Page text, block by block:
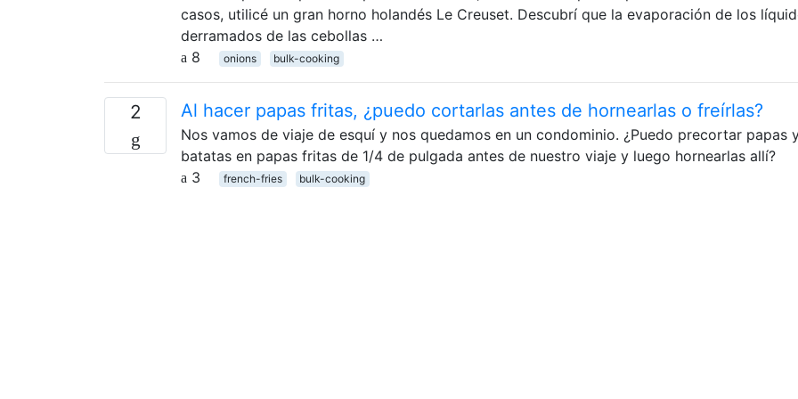
casos, utilicé un gran horno holandés Le Creuset. Descubrí que la evaporación de los
derramados de las cebollas …
8
onions bulk-cooking
2 Al hacer papas fritas, ¿puedo cortarlas antes de hornearlas o freírlas?
Nos vamos de viaje de esquí y nos quedamos en un condominio. ¿Puedo precortar papas
batatas en papas fritas de 1/4 de pulgada antes de nuestro viaje y luego hornearlas allí?
3
french-fries bulk-cooking